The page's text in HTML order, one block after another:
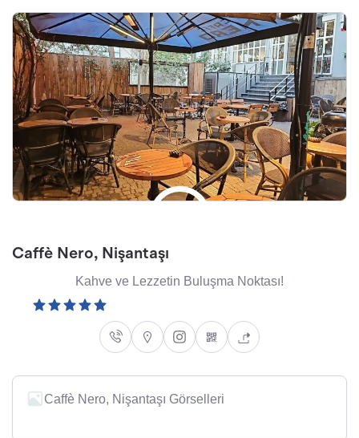
Caffè Nero, Nişantaşı
Kahve ve Lezzetin Buluşma Noktası!
Caffè Nero, Nişantaşı Görselleri